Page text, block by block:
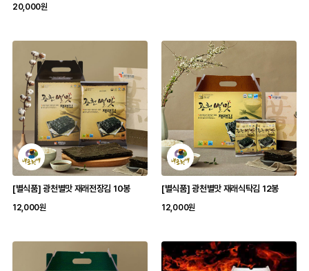
20,000원
[별식품] 광천별맛 재래전장김 10봉
12,000원
[별식품] 광천별맛 재래식탁김 12봉
12,000원